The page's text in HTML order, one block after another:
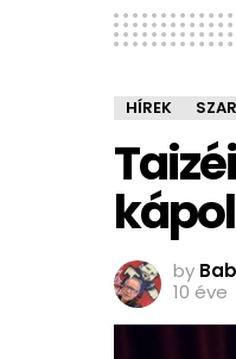
HÍREK
by
10 éve